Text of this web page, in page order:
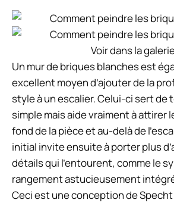
Voir dans la
Un mur de briques blanches est
excellent moyen d’ajouter de la
style à un escalier. Celui-ci sert de
simple mais aide vraiment à attirer
fond de la pièce et au-delà de
initial invite ensuite à porter plus
détails qui l’entourent, comme le
rangement astucieusement
Ceci est une conception de